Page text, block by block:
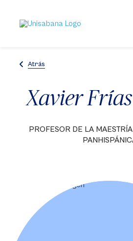
contenido
principal
Atrás
Xavier
PROFESOR DE LA